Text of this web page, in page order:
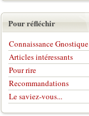
Pour réfléchir
Connaissance Gnostique
Articles intéressants
Pour rire
Recommandations
Le saviez-vous...